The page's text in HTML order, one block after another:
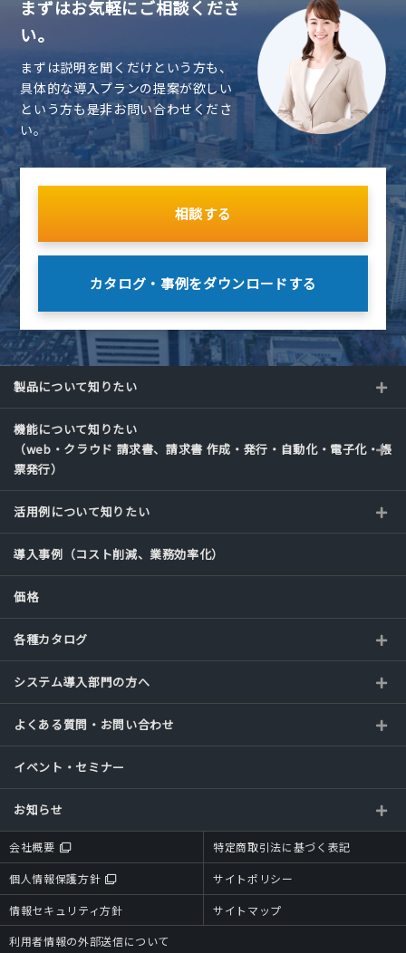
まずはお気軽にご相談くださ
い。
まずは説明を聞くだけという方も、
具体的な導入プランの提案が欲しい
という方も是非お問い合わせくださ
い。
相談する
カタログ・事例をダウンロードする
製品について知りたい
機能について知りたい
（web・クラウド 請求書、請求書 作成・発行・自動化・電子化・帳
票発行）
活用例について知りたい
導入事例（コスト削減、業務効率化）
価格
各種カタログ
システム導入部門の方へ
よくある質問・お問い合わせ
イベント・セミナー
お知らせ
会社概要 特定商取引法に基づく表記
個人情報保護方針 サイトポリシー
情報セキュリティ方針
サイトマップ
利用者情報の外部送信について